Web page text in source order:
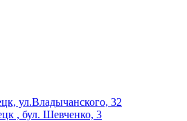
ул.Владычанского, 32
, бул. Шевченко, 3